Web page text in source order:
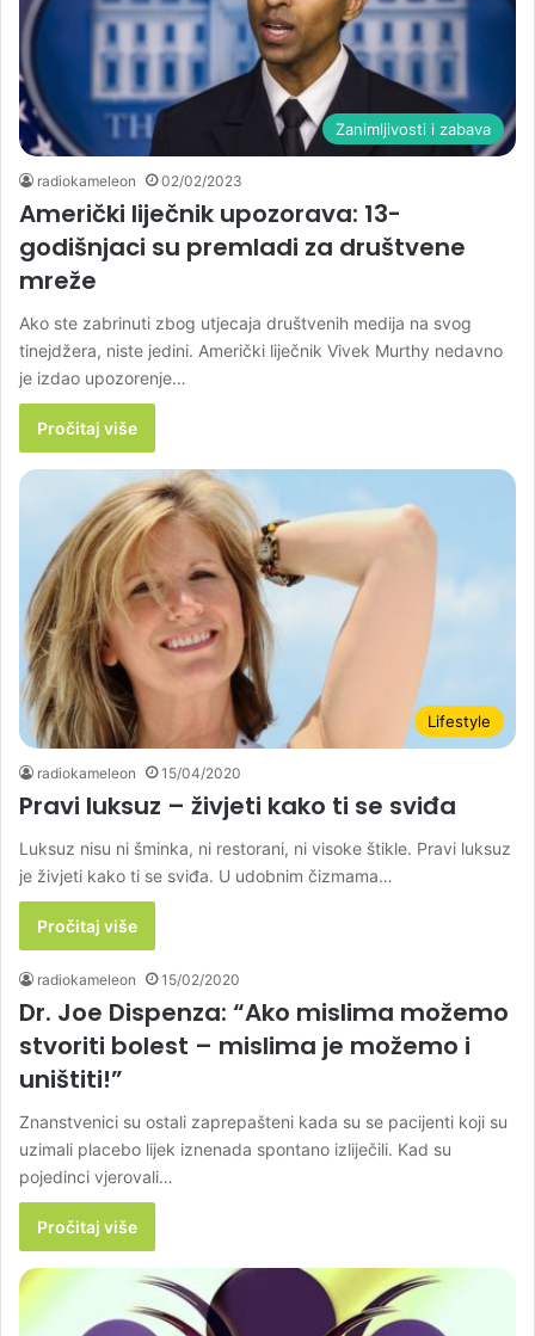
Zanimljivosti i zabava
radiokameleon 02/02/2023
Američki liječnik upozorava: 13-
godišnjaci su premladi za društvene
mreže
Ako ste zabrinuti zbog utjecaja društvenih medija na svog
tinejdžera, niste jedini. Američki liječnik Vivek Murthy nedavno
je izdao upozorenje…
Pročitaj više
Lifestyle
radiokameleon 15/04/2020
Pravi luksuz – živjeti kako ti se sviđa
Luksuz nisu ni šminka, ni restorani, ni visoke štikle. Pravi luksuz
je živjeti kako ti se sviđa. U udobnim čizmama…
Pročitaj više
radiokameleon 15/02/2020
Dr. Joe Dispenza: “Ako mislima možemo
stvoriti bolest – mislima je možemo i
uništiti!”
Znanstvenici su ostali zaprepašteni kada su se pacijenti koji su
uzimali placebo lijek iznenada spontano izliječili. Kad su
pojedinci vjerovali…
Pročitaj više